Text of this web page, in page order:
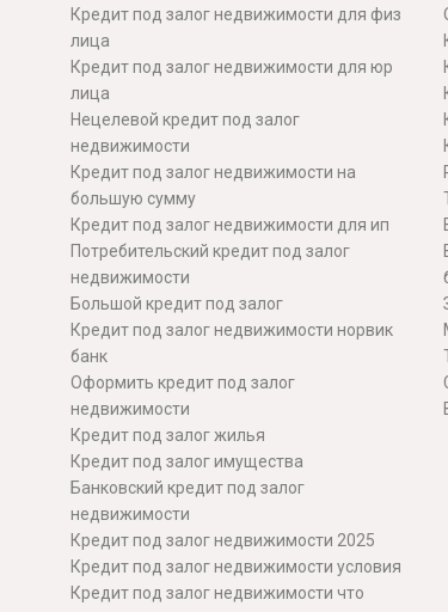
Кредит под залог недвижимости для физ
лица
Кредит под залог недвижимости для юр
лица
Нецелевой кредит под залог
недвижимости
Кредит под залог недвижимости на
большую сумму
Кредит под залог недвижимости для ип
Потребительский кредит под залог
недвижимости
Большой кредит под залог
Кредит под залог недвижимости норвик
банк
Оформить кредит под залог
недвижимости
Кредит под залог жилья
Кредит под залог имущества
Банковский кредит под залог
недвижимости
Кредит под залог недвижимости 2025
Кредит под залог недвижимости условия
Кредит под залог недвижимости что